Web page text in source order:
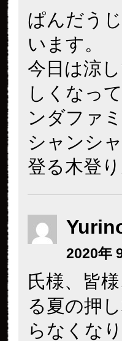
ぱんだう
います。
今日は涼
しくなっ
ンダファ
シャンシ
登る木登
2020年
氏様、皆
る夏の押
らなくな